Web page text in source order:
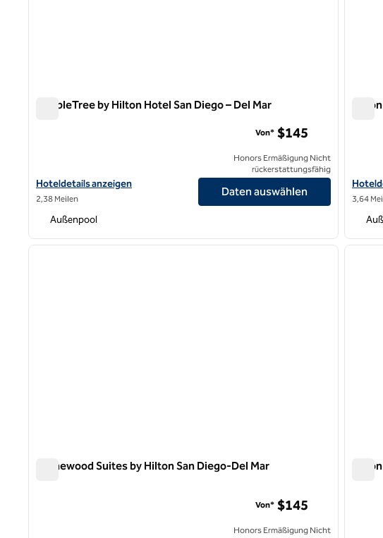
DoubleTree by Hilton Hotel San Diego – Del Mar
Hoteldetails für DoubleTree by Hilton Hotel San Diego – Del Mar anzeigen
Hoteldetails anzeigen
2,38 Meilen
Von* $145
Honors Ermäßigung Nicht
rückerstattungsfähig
Daten auswählen
Außenpool
3,64
1 von 12
nächstes Bild
Homewood Suites by Hilton San Diego-Del Mar
Von* $145
Honors Ermäßigung Nicht
1 von 12